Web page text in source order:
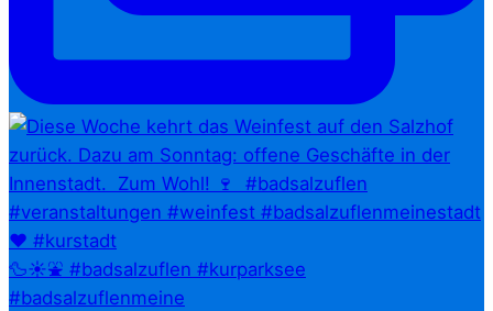
🦆☀️⛲ #badsalzuflen #kurparksee
#badsalzuflenmeine